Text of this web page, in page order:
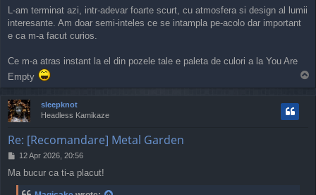
s
t
L-am terminat azi, intr-adevar foarte scurt, cu atmosfera si design al lumii
interesante. Am doar semi-inteles ce se intampla pe-acolo dar important
e ca m-a facut curios.
Ce m-a atras instant la el din pozele tale e paleta de culori a la You Are
Empty
o
sleepknot
Headless Kamikaze
Re: [Recomandare] Metal Garden
P
s
t
12 Apr 2026, 20:56
Ma bucur ca ti-a placut!